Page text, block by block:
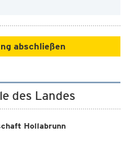
abschließen
des Landes
Hollabrunn